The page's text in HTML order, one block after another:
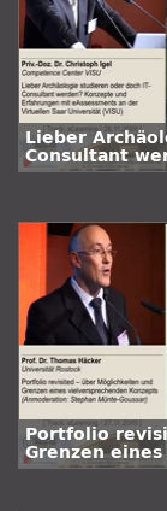
Lieber
Consultant
Erfahrungen
Portfolio
Grenzen
Konzepts